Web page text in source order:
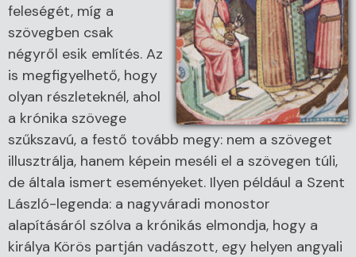
feleségét, míg a
szövegben csak
négyről esik említés. Az
is megfigyelhető, hogy
olyan részleteknél, ahol
a krónika szövege
szűkszavú, a festő tovább megy: nem a szöveget
illusztrálja, hanem képein meséli el a szövegen túli,
de általa ismert eseményeket. Ilyen például a Szent
László-legenda: a nagyváradi monostor
alapításáról szólva a krónikás elmondja, hogy a
királya Körös partján vadászott, egy helyen angyali